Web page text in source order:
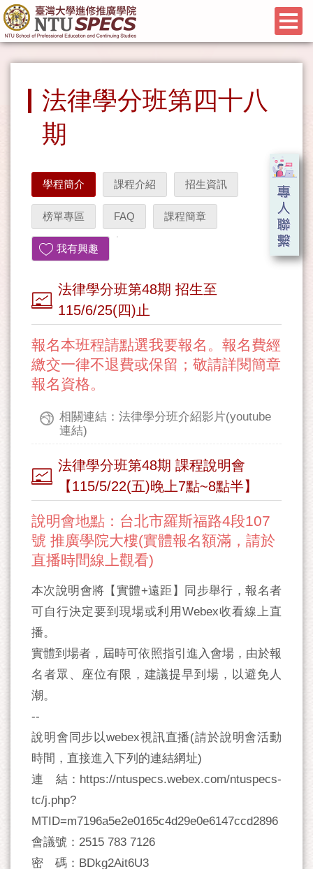
法律學分班第四十八
期
學程簡介 課程介紹 招生資訊
榜單專區 FAQ 課程簡章
我有興趣
法律學分班第48期 招生至
115/6/25(四)止
報名本班程請點選我要報名。報名費經
繳交一律不退費或保留；敬請詳閱簡章
報名資格。
相關連結：法律學分班介紹影片(youtube
連結)
法律學分班第48期 課程說明會
【115/5/22(五)晚上7點~8點半】
說明會地點：台北市羅斯福路4段107
號 推廣學院大樓(實體報名額滿，請於
直播時間線上觀看)
本次說明會將【實體+遠距】同步舉行，報名者
可自行決定要到現場或利用Webex收看線上直
播。
實體到場者，屆時可依照指引進入會場，由於報
名者眾、座位有限，建議提早到場，以避免人
潮。
--
說明會同步以webex視訊直播(請於說明會活動
時間，直接進入下列的連結網址)
連 結：https://ntuspecs.webex.com/ntuspecs-
tc/j.php?
MTID=m7196a5e2e0165c4d29e0e6147ccd2896
會議號：2515 783 7126
密 碼：BDkg2Ait6U3